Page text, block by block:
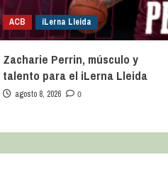
ACB iLerna Lleida
Zacharie Perrin, músculo y
talento para el iLerna Lleida
agosto 8, 2026 0